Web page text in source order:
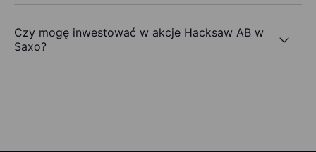
Czy mogę inwestować w akcje Hacksaw AB w
Saxo?